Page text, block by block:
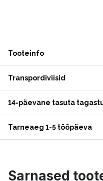
Tooteinfo
Transpordiviisid
14-päevane tasuta
Tarneaeg 1-5 tööpäeva
Sarnased